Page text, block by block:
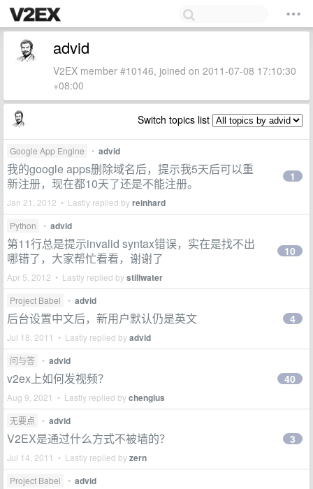
advid
V2EX member #10146, joined on 2011-07-08 17:10:30
+08:00
Switch topics list
Google App Engine • advid
我的google apps删除域名后，提示我5天后可以重
新注册，现在都10天了还是不能注册。
Jan 21, 2012 • Lastly replied byreinhard
1
Python • advid
第11行总是提示invalid syntax错误，实在是找不出
哪错了，大家帮忙看看，谢谢了
Apr 5, 2012 • Lastly replied bystillwater
10
Project Babel • advid
后台设置中文后，新用户默认仍是英文
Jul 18, 2011 • Lastly replied byadvid
4
问与答 • advid
v2ex上如何发视频？
Aug 9, 2021 • Lastly replied bychenglus
40
无要点 • advid
V2EX是通过什么方式不被墙的？
Jul 14, 2011 • Lastly replied byzern
3
Project Babel • advid